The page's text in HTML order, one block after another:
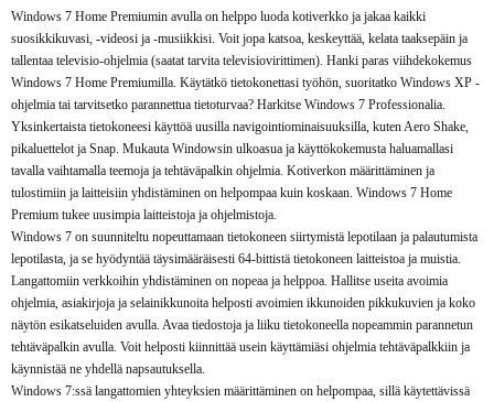
Windows 7 Home Premiumin avulla on helppo luoda kotiverkko ja jakaa kaikki
suosikkikuvasi, -videosi ja -musiikkisi. Voit jopa katsoa, keskeyttää, kelata taaksepäin ja
tallentaa televisio-ohjelmia (saatat tarvita televisiovirittimen). Hanki paras viihdekokemus
Windows 7 Home Premiumilla. Käytätkö tietokonettasi työhön, suoritatko Windows XP -
ohjelmia tai tarvitsetko parannettua tietoturvaa? Harkitse Windows 7 Professionalia.
Yksinkertaista tietokoneesi käyttöä uusilla navigointiominaisuuksilla, kuten Aero Shake,
pikaluettelot ja Snap. Mukauta Windowsin ulkoasua ja käyttökokemusta haluamallasi
tavalla vaihtamalla teemoja ja tehtäväpalkin ohjelmia. Kotiverkon määrittäminen ja
tulostimiin ja laitteisiin yhdistäminen on helpompaa kuin koskaan. Windows 7 Home
Premium tukee uusimpia laitteistoja ja ohjelmistoja.
Windows 7 on suunniteltu nopeuttamaan tietokoneen siirtymistä lepotilaan ja palautumista
lepotilasta, ja se hyödyntää täysimääräisesti 64-bittistä tietokoneen laitteistoa ja muistia.
Langattomiin verkkoihin yhdistäminen on nopeaa ja helppoa. Hallitse useita avoimia
ohjelmia, asiakirjoja ja selainikkunoita helposti avoimien ikkunoiden pikkukuvien ja koko
näytön esikatseluiden avulla. Avaa tiedostoja ja liiku tietokoneella nopeammin parannetun
tehtäväpalkin avulla. Voit helposti kiinnittää usein käyttämiäsi ohjelmia tehtäväpalkkiin ja
käynnistää ne yhdellä napsautuksella.
Windows 7:ssä langattomien yhteyksien määrittäminen on helpompaa, sillä käytettävissä